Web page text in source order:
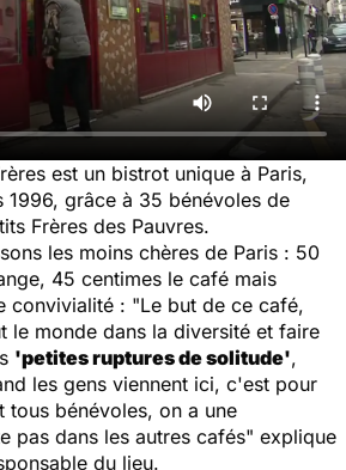
est un bistrot unique à Paris,
1996, grâce à 35 bénévoles de
Frères des Pauvres.
les moins chères de Paris : 50
45 centimes le café mais
convivialité : "Le but de ce café,
le monde dans la diversité et faire
'petites ruptures de solitude',
les gens viennent ici, c'est pour
tous bénévoles, on a une
pas dans les autres cafés" explique
du lieu.